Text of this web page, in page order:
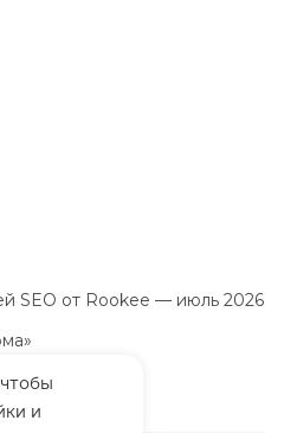
и
SEO от Rookee — июль 2026